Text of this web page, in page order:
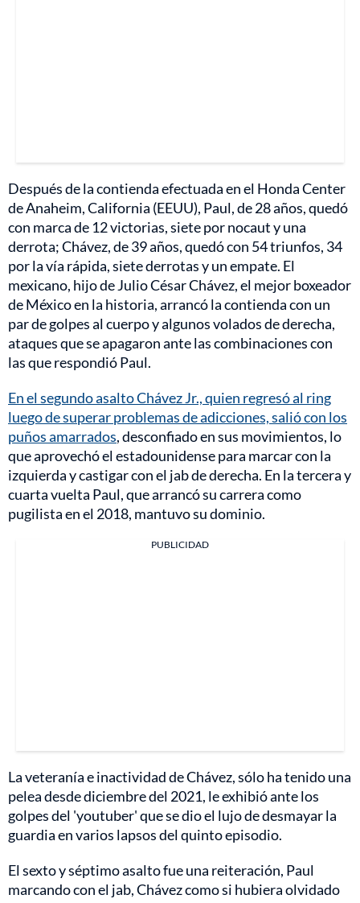
Después de la contienda efectuada en el Honda Center
de Anaheim, California (EEUU), Paul, de 28 años, quedó
con marca de 12 victorias, siete por nocaut y una
derrota; Chávez, de 39 años, quedó con 54 triunfos, 34
por la vía rápida, siete derrotas y un empate. El
mexicano, hijo de Julio César Chávez, el mejor boxeador
de México en la historia, arrancó la contienda con un
par de golpes al cuerpo y algunos volados de derecha,
ataques que se apagaron ante las combinaciones con
las que respondió Paul.
En el segundo asalto Chávez Jr., quien regresó al ring
luego de superar problemas de adicciones, salió con los
puños amarrados, desconfiado en sus movimientos, lo
que aprovechó el estadounidense para marcar con la
izquierda y castigar con el jab de derecha. En la tercera y
cuarta vuelta Paul, que arrancó su carrera como
pugilista en el 2018, mantuvo su dominio.
PUBLICIDAD
La veteranía e inactividad de Chávez, sólo ha tenido una
pelea desde diciembre del 2021, le exhibió ante los
golpes del 'youtuber' que se dio el lujo de desmayar la
guardia en varios lapsos del quinto episodio.
El sexto y séptimo asalto fue una reiteración, Paul
marcando con el jab, Chávez como si hubiera olvidado